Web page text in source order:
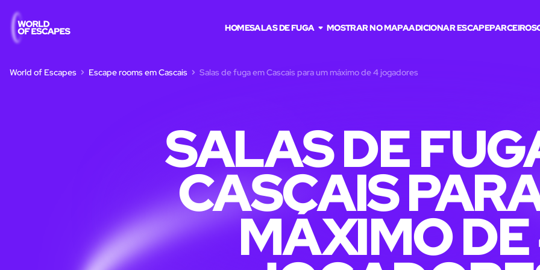
HOMESALAS DE FUGA MOSTRAR NO MAPAADICIONAR ESCAPEPARCEIROS
World of Escapes Escape rooms em Cascais Salas de fuga em Cascais para um máximo de 4 jogadores
SALAS DE
CASCAIS
MÁXIMO